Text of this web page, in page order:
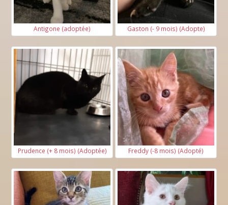
Antigone (adoptée) Gaston (- 9 mois) (Adopte)
Prudence (+ 8 mois) (Adoptée) Freddy (-8 mois) (Adopté)